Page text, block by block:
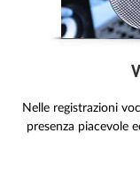
Nelle registrazioni
presenza piacevole